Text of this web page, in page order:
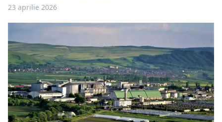
23 aprilie 2026